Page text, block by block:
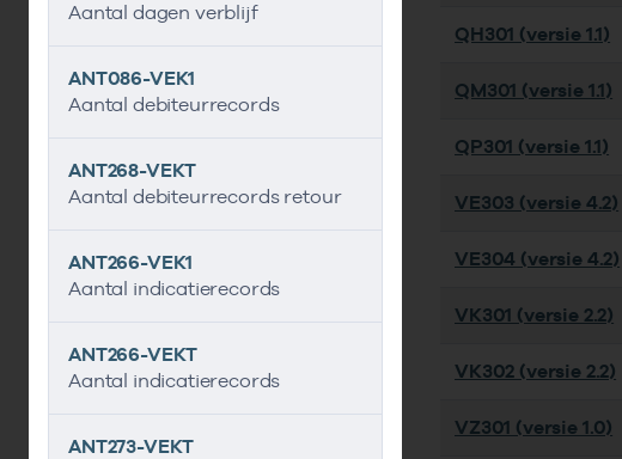
Aantal dagen verblijf
ANT086-VEK1
Aantal debiteurrecords
ANT268-VEKT
Aantal debiteurrecords retour
ANT266-VEK1
Aantal indicatierecords
ANT266-VEKT
Aantal indicatierecords
ANT273-VEKT
QH301 (versie 1.1)
QM301 (versie 1.1)
QP301 (versie 1.1)
VE303 (versie 4.2)
VE304 (versie 4.2)
VK301 (versie 2.2)
VK302 (versie 2.2)
VZ301 (versie 1.0)